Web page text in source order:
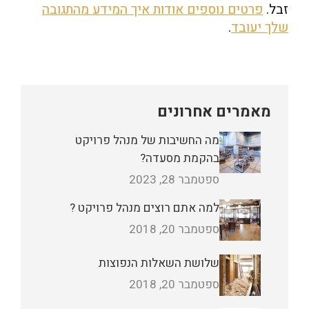
זבל. פרטים נוספים אודות איך המידע מהתגובה
שלך יעובד.
מאמרים אחרונים
מה החשיבות של מנהל פרויקט
בהקמת מסעדה?
ספטמבר 28, 2023
למה אתם רוצים מנהל פרויקט ?
ספטמבר 20, 2018
שלושת השאלות הנפוצות
ספטמבר 20, 2018